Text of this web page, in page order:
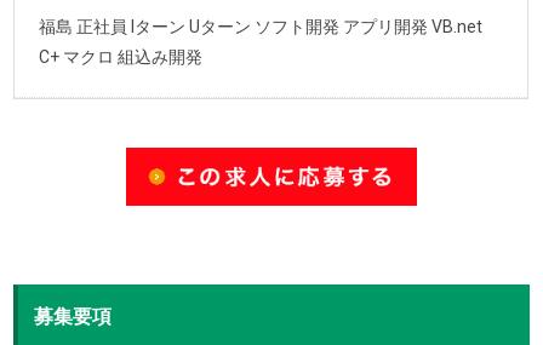
福島 正社員 Iターン Uターン ソフト開発 アプリ開発 VB.net
C+ マクロ 組込み開発
募集要項